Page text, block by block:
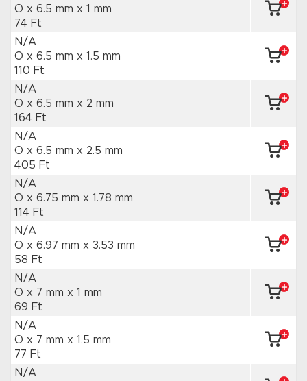
O x 6.5 mm x 1 mm
74 Ft
N/A
O x 6.5 mm x 1.5 mm
110 Ft
N/A
O x 6.5 mm x 2 mm
164 Ft
N/A
O x 6.5 mm x 2.5 mm
405 Ft
N/A
O x 6.75 mm x 1.78 mm
114 Ft
N/A
O x 6.97 mm x 3.53 mm
58 Ft
N/A
O x 7 mm x 1 mm
69 Ft
N/A
O x 7 mm x 1.5 mm
77 Ft
N/A